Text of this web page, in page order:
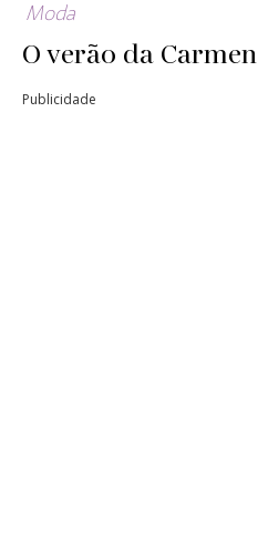
Moda
O verão da
Publicidade